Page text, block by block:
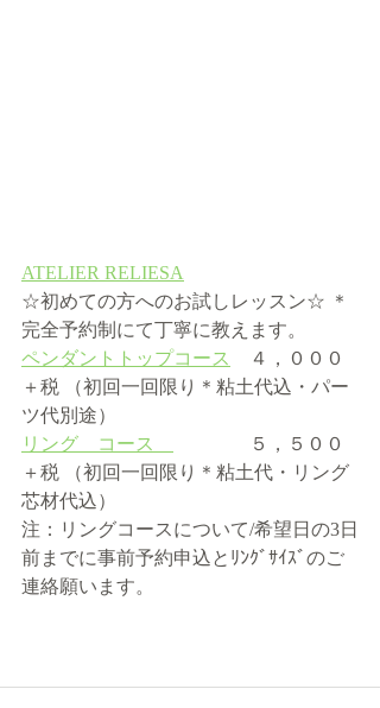
ATELIER RELIESA
☆初めての方へのお試しレッスン☆ ＊
完全予約制にて丁寧に教えます。
ペンダントトップコース
４，０００
＋税 （初回一回限り＊粘土代込・パー
ツ代別途）
リング　コース
５，５００
＋税 （初回一回限り＊粘土代・リング
芯材代込）
注：リングコースについて/希望日の3日
前までに事前予約申込とﾘﾝｸﾞｻｲｽﾞのご
連絡願います。